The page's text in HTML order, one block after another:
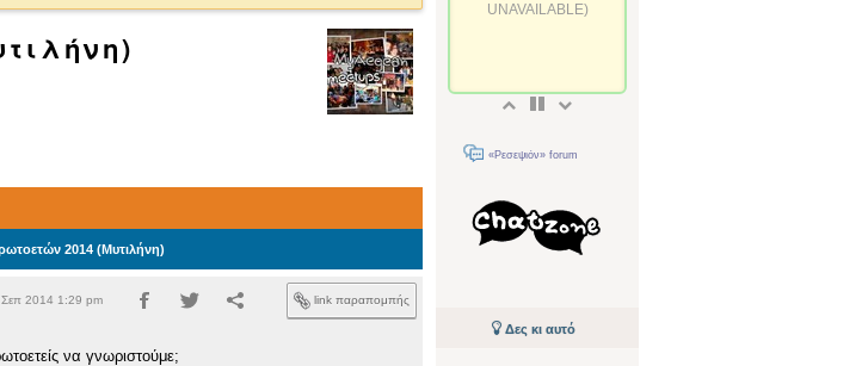
2014 (Μυτιλήνη)
2014 1:29 pm link παραπομπής
να γνωριστούμε;
«Ρεσεψιόν» forum
Δες κι αυτό